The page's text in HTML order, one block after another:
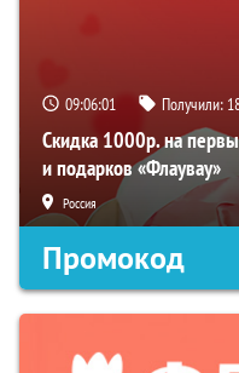
09:06:00 Получили:
Скидка 1000р. на
и подарков «Флаувау»
Россия
Промокод